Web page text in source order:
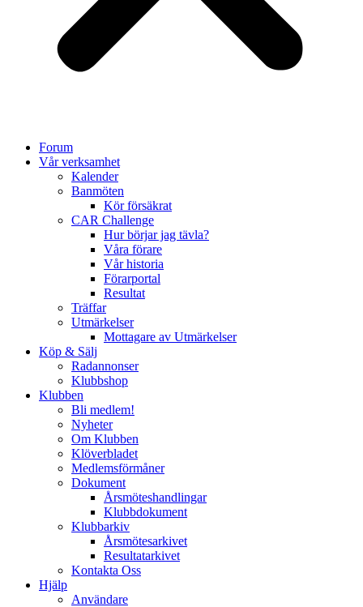
Forum
Vår verksamhet
Kalender
Banmöten
Kör försäkrat
CAR Challenge
Hur börjar jag tävla?
Våra förare
Vår historia
Förarportal
Resultat
Träffar
Utmärkelser
Mottagare av Utmärkelser
Köp & Sälj
Radannonser
Klubbshop
Klubben
Bli medlem!
Nyheter
Om Klubben
Klöverbladet
Medlemsförmåner
Dokument
Årsmöteshandlingar
Klubbdokument
Klubbarkiv
Årsmötesarkivet
Resultatarkivet
Kontakta Oss
Hjälp
Användare